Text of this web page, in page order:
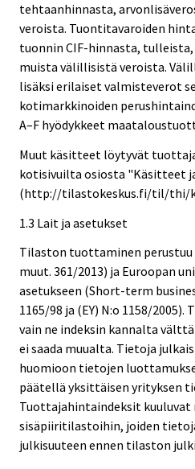
tehtaanhinnasta,
veroista. Tuontitavaroiden
tuonnin CIF-hinnasta,
muista välillisistä veroista.
lisäksi erilaiset valmisteverot
kotimarkkinoiden
A–F hyödykkeet
Muut käsitteet löytyvät
kotisivuilta osiosta "Käsitteet
(http://tilastokeskus.fi/til/thi/
1.3 Lait ja asetukset
Tilaston tuottaminen
muut. 361/2013) ja Euroopan
asetukseen (Short-term
1165/98 ja (EY) N:o 1158/
vain ne indeksin kannalta
ei saada muualta. Tietoja
huomioon tietojen
päätellä yksittäisen yrityksen
Tuottajahintaindeksit
sisäpiiritilastoihin, joiden
julkisuuteen ennen tilaston